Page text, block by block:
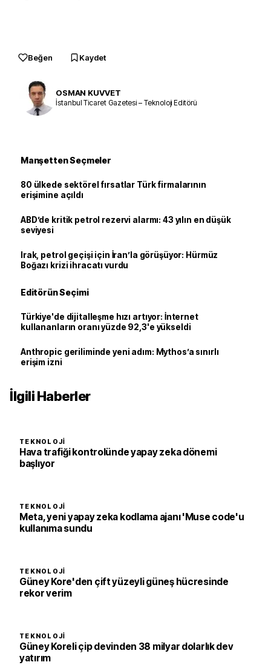
Beğen Kaydet
OSMAN KUVVET
İstanbul Ticaret Gazetesi – Teknoloji Editörü
Manşetten Seçmeler
80 ülkede sektörel fırsatlar Türk firmalarının
erişimine açıldı
ABD’de kritik petrol rezervi alarmı: 43 yılın en düşük
seviyesi
Irak, petrol geçişi için İran’la görüşüyor: Hürmüz
Boğazı krizi ihracatı vurdu
Editörün Seçimi
Türkiye'de dijitalleşme hızı artıyor: İnternet
kullananların oranı yüzde 92,3'e yükseldi
Anthropic geriliminde yeni adım: Mythos’a sınırlı
erişim izni
İlgili Haberler
TEKNOLOJI
Hava trafiği kontrolünde yapay zeka dönemi
başlıyor
TEKNOLOJI
Meta, yeni yapay zeka kodlama ajanı 'Muse code'u
kullanıma sundu
TEKNOLOJI
Güney Kore'den çift yüzeyli güneş hücresinde
rekor verim
TEKNOLOJI
Güney Koreli çip devinden 38 milyar dolarlık dev
yatırım